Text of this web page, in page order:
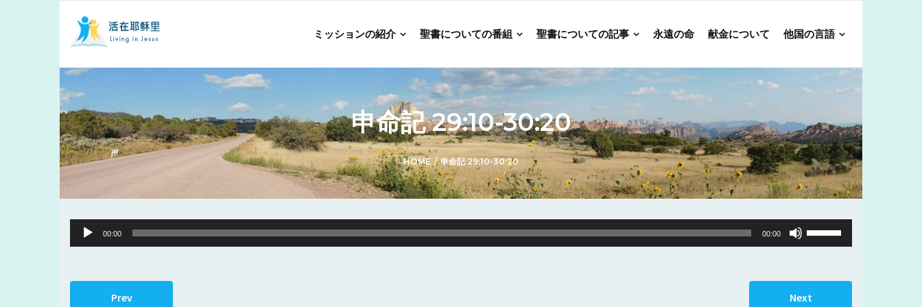
ミッションの紹介 聖書についての番組 聖書についての記事 永遠の命 献金について 他国の言語
申命記 29:10-30:20
HOME /申命記 29:10-30:20
Audio
Player
00:00 00:00
Use
Up/Down
to
Prev Next